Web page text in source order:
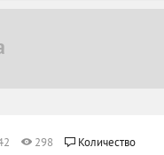
298
Количество